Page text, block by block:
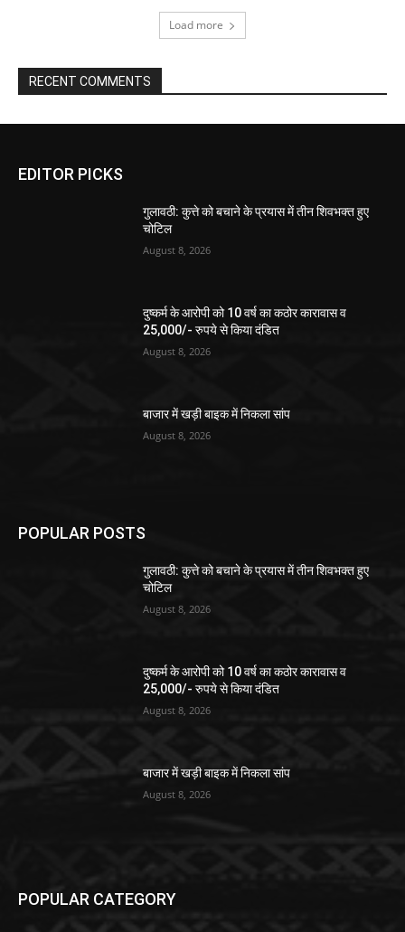
Load more
RECENT COMMENTS
EDITOR PICKS
गुलावठी: कुत्ते को बचाने के प्रयास में तीन शिवभक्त हुए
चोटिल
August 8, 2026
दुष्कर्म के आरोपी को 10 वर्ष का कठोर कारावास व
25,000/- रुपये से किया दंडित
August 8, 2026
बाजार में खड़ी बाइक में निकला सांप
August 8, 2026
POPULAR POSTS
गुलावठी: कुत्ते को बचाने के प्रयास में तीन शिवभक्त हुए
चोटिल
August 8, 2026
दुष्कर्म के आरोपी को 10 वर्ष का कठोर कारावास व
25,000/- रुपये से किया दंडित
August 8, 2026
बाजार में खड़ी बाइक में निकला सांप
August 8, 2026
POPULAR CATEGORY